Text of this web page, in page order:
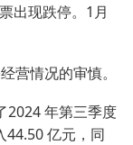
出现跌停。1月
情况的审慎。
年第三季度
44.50 亿元，同